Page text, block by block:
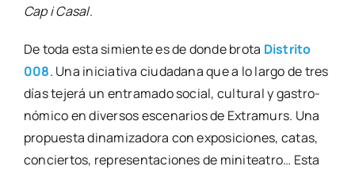
Cap i Casal.
De toda esta simien­te es de don­de bro­ta Dis­tri­to
008. Una ini­cia­ti­va ciu­da­da­na que a lo lar­go de tres
días teje­rá un entra­ma­do social, cul­tu­ral y gas­tro­
nó­mi­co en diver­sos esce­na­rios de Extra­murs. Una
pro­pues­ta dina­mi­za­do­ra con expo­si­cio­nes, catas,
con­cier­tos, repre­sen­ta­cio­nes de mini­tea­tro… Esta